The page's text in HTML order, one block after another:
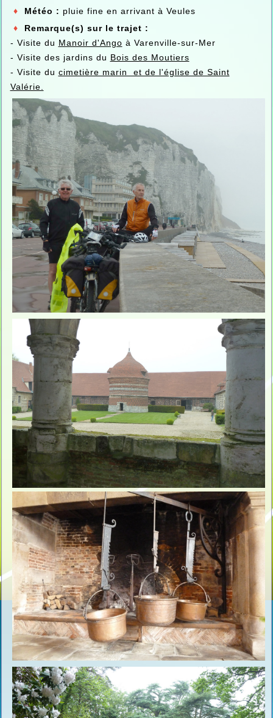
♦ Météo : pluie fine en arrivant à Veules
♦ Remarque(s) sur le trajet :
- Visite du Manoir d'Ango à Varenville-sur-Mer
- Visite des jardins du Bois des Moutiers
- Visite du cimetière marin et de l'église de Saint
Valérie.